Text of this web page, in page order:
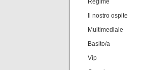
Regime
Il nostro ospite
Multimediale
Basito/a
Vip